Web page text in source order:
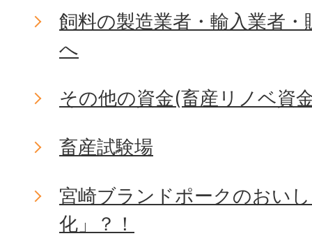
飼料の製造業者・輸入業者
へ
その他の資金(畜産リノベ資
畜産試験場
宮崎ブランドポークのおい
化」？！